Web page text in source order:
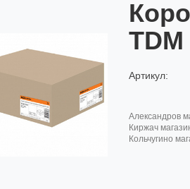
TDM
Артикул:
александров
киржач
кольчугино